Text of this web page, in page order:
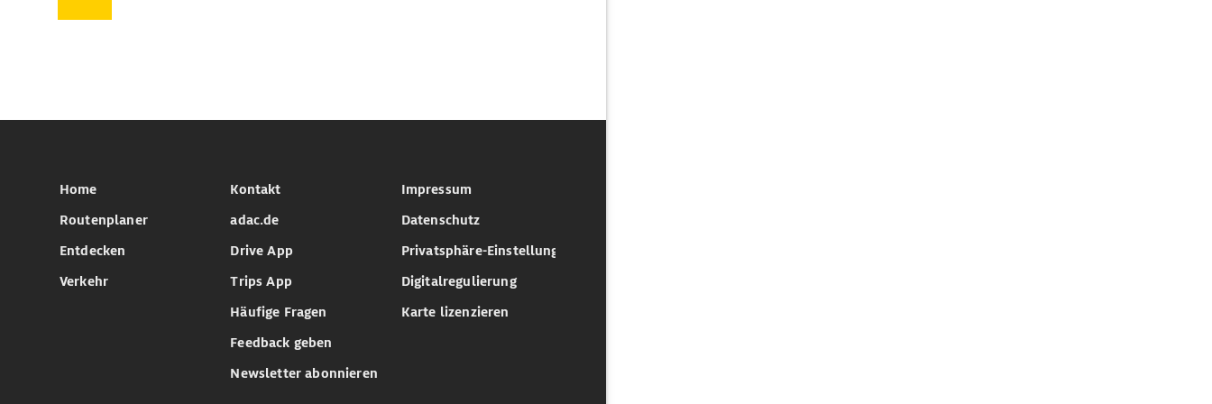
Home
Routenplaner
Entdecken
Verkehr
Kontakt
adac.de
Drive App
Trips App
Häufige Fragen
Feedback geben
Newsletter abonnieren
Impressum
Datenschutz
Privatsphäre-Einstellungen
Digitalregulierung
Karte lizenzieren